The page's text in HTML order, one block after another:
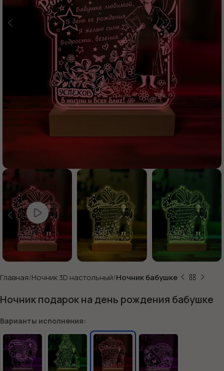
Главная Ночник 3D настольный Ночник бабушке
Ночник подарок на день рождения бабушке
Варианты исполнения: